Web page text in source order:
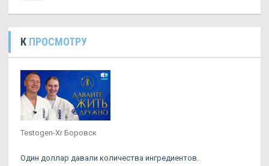
К ПРОСМОТРУ
Testogen-Xr Боровск
Один доллар давали количества ингредиентов.